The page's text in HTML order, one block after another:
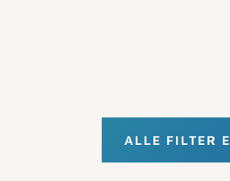
ALLE FILTER